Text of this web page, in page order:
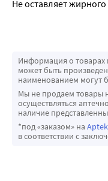
Не оставляет жирного
Информация о товарах
может быть
наименованием могут
Мы не продаем товары
осуществляться
наличие
*под «заказом» на
в соответствии с